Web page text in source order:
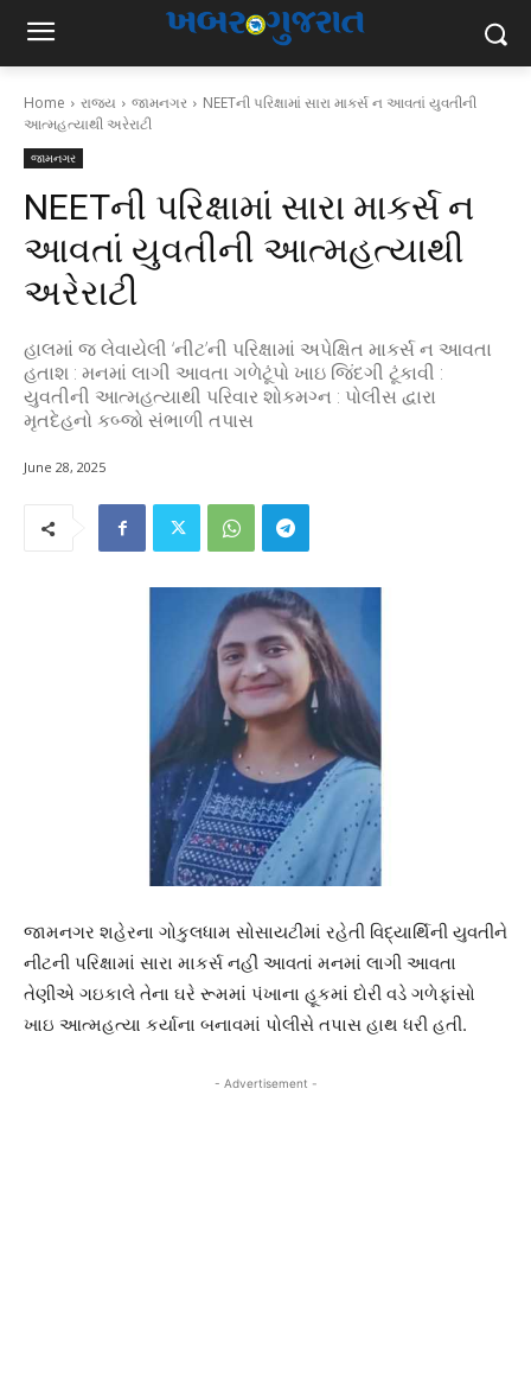
Home રાજ્ય જામનગર
NEETની પરિક્ષામાં સારા માકર્સ ન આવતાં યુવતીની
આત્મહત્યાથી અરેરાટી
જામનગર
NEETની પરિક્ષામાં સારા માકર્સ ન
આવતાં યુવતીની આત્મહત્યાથી
અરેરાટી
હાલમાં જ લેવાયેલી ‘નીટ’ની પરિક્ષામાં અપેક્ષિત માકર્સ ન આવતા
હતાશ : મનમાં લાગી આવતા ગળેટૂંપો ખાઇ જિંદગી ટૂંકાવી :
યુવતીની આત્મહત્યાથી પરિવાર શોકમગ્ન : પોલીસ દ્વારા
મૃતદેહનો કબ્જો સંભાળી તપાસ
June 28, 2025
જામનગર શહેરના ગોકુલધામ સોસાયટીમાં રહેતી વિદ્યાર્થિની યુવતીને
નીટની પરિક્ષામાં સારા માકર્સ નહીં આવતાં મનમાં લાગી આવતા
તેણીએ ગઇકાલે તેના ઘરે રૂમમાં પંખાના હૂકમાં દોરી વડે ગળેફાંસો
ખાઇ આત્મહત્યા કર્યાના બનાવમાં પોલીસે તપાસ હાથ ધરી હતી.
- Advertisement -